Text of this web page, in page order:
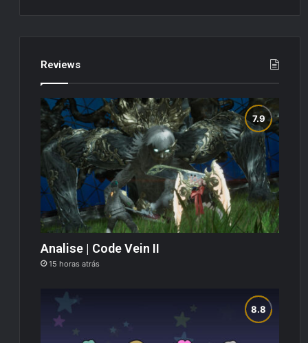
Reviews
Analise | Code Vein II
15 horas atrás